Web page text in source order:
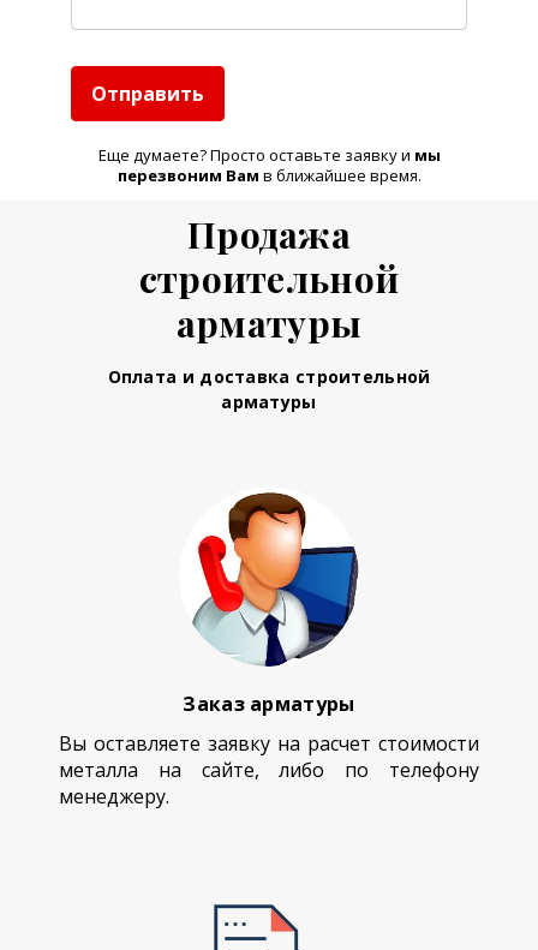
Отправить
Еще думаете? Просто оставьте заявку и мы
перезвоним Вам в ближайшее время.
Продажа
строительной
арматуры
Оплата и доставка строительной
арматуры
Заказ арматуры
Вы оставляете заявку на расчет стоимости
металла на сайте, либо по телефону
менеджеру.